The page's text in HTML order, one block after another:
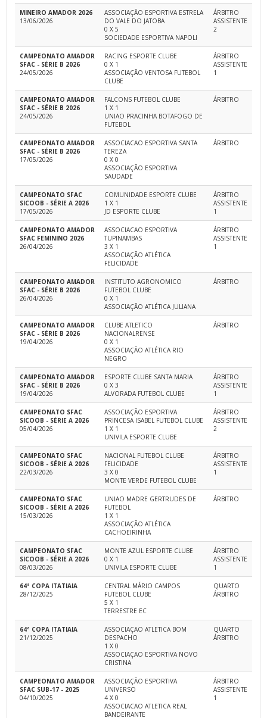
MINEIRO AMADOR 2026
13/06/2026
ASSOCIAÇÃO ESPORTIVA ESTRELA
DO VALE DO JATOBA
0 X 5
SOCIEDADE ESPORTIVA NAPOLI
ÁRBITRO
ASSISTENTE
2
CAMPEONATO AMADOR
SFAC - SÉRIE B 2026
24/05/2026
RACING ESPORTE CLUBE
0 X 1
ASSOCIAÇÃO VENTOSA FUTEBOL
CLUBE
ÁRBITRO
ASSISTENTE
1
CAMPEONATO AMADOR
SFAC - SÉRIE B 2026
24/05/2026
FALCONS FUTEBOL CLUBE
1 X 1
UNIAO PRACINHA BOTAFOGO DE
FUTEBOL
ÁRBITRO
CAMPEONATO AMADOR
SFAC - SÉRIE B 2026
17/05/2026
ASSOCIACAO ESPORTIVA SANTA
TEREZA
0 X 0
ASSOCIAÇÃO ESPORTIVA
SAUDADE
ÁRBITRO
CAMPEONATO SFAC
SICOOB - SÉRIE A 2026
17/05/2026
COMUNIDADE ESPORTE CLUBE
1 X 1
JD ESPORTE CLUBE
ÁRBITRO
ASSISTENTE
1
CAMPEONATO AMADOR
SFAC FEMININO 2026
26/04/2026
ASSOCIACAO ESPORTIVA
TUPINAMBAS
3 X 1
ASSOCIAÇÃO ATLÉTICA
FELICIDADE
ÁRBITRO
ASSISTENTE
1
CAMPEONATO AMADOR
SFAC - SÉRIE B 2026
26/04/2026
INSTITUTO AGRONOMICO
FUTEBOL CLUBE
0 X 1
ASSOCIAÇÃO ATLÉTICA JULIANA
ÁRBITRO
CAMPEONATO AMADOR
SFAC - SÉRIE B 2026
19/04/2026
CLUBE ATLETICO
NACIONALRENSE
0 X 1
ASSOCIAÇÃO ATLÉTICA RIO
NEGRO
ÁRBITRO
CAMPEONATO AMADOR
SFAC - SÉRIE B 2026
19/04/2026
ESPORTE CLUBE SANTA MARIA
0 X 3
ALVORADA FUTEBOL CLUBE
ÁRBITRO
ASSISTENTE
1
CAMPEONATO SFAC
SICOOB - SÉRIE A 2026
05/04/2026
ASSOCIAÇÃO ESPORTIVA
PRINCESA ISABEL FUTEBOL CLUBE
1 X 1
UNIVILA ESPORTE CLUBE
ÁRBITRO
ASSISTENTE
2
CAMPEONATO SFAC
SICOOB - SÉRIE A 2026
22/03/2026
NACIONAL FUTEBOL CLUBE
FELICIDADE
3 X 0
MONTE VERDE FUTEBOL CLUBE
ÁRBITRO
ASSISTENTE
1
CAMPEONATO SFAC
SICOOB - SÉRIE A 2026
15/03/2026
UNIAO MADRE GERTRUDES DE
FUTEBOL
1 X 1
ASSOCIAÇÃO ATLÉTICA
CACHOEIRINHA
ÁRBITRO
CAMPEONATO SFAC
SICOOB - SÉRIE A 2026
08/03/2026
MONTE AZUL ESPORTE CLUBE
0 X 1
UNIVILA ESPORTE CLUBE
ÁRBITRO
ASSISTENTE
1
64ª COPA ITATIAIA
28/12/2025
CENTRAL MÁRIO CAMPOS
FUTEBOL CLUBE
5 X 1
TERRESTRE EC
QUARTO
ÁRBITRO
64ª COPA ITATIAIA
21/12/2025
ASSOCIAÇAO ATLETICA BOM
DESPACHO
1 X 0
ASSOCIAÇAO ESPORTIVA NOVO
CRISTINA
QUARTO
ÁRBITRO
CAMPEONATO AMADOR
SFAC SUB-17 - 2025
04/10/2025
ASSOCIAÇÃO ESPORTIVA
UNIVERSO
4 X 0
ASSOCIACAO ATLETICA REAL
BANDEIRANTE
ÁRBITRO
ASSISTENTE
1